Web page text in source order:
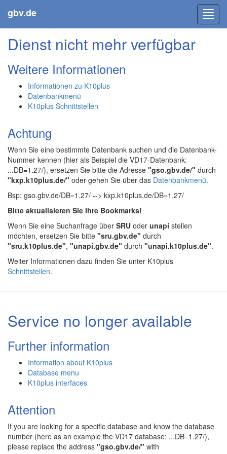
gbv.de
Dienst nicht mehr verfügbar
Weitere Informationen
Informationen zu K10plus
Datenbankmenü
K10plus Schnittstellen
Achtung
Wenn Sie eine bestimmte Datenbank suchen und die Datenbank-
Nummer kennen (hier als Beispiel die VD17-Datenbank:
...DB=1.27/), ersetzen Sie bitte die Adresse "gso.gbv.de/" durch
"kxp.k10plus.de/" oder gehen Sie über das Datenbankmenü.
Bsp: gso.gbv.de/DB=1.27/ --> kxp.k10plus.de/DB=1.27/
Bitte aktualisieren Sie Ihre Bookmarks!
Wenn Sie eine Suchanfrage über SRU oder unapi stellen
möchten, ersetzen Sie bitte "sru.gbv.de" durch
"sru.k10plus.de", "unapi.gbv.de" durch "unapi.k10plus.de".
Weiter Informationen dazu finden Sie unter K10plus
Schnittstellen.
Service no longer available
Further information
Information about K10plus
Database menu
K10plus interfaces
Attention
If you are looking for a specific database and know the database
number (here as an example the VD17 database: ...DB=1.27/),
please replace the address "gso.gbv.de/" with